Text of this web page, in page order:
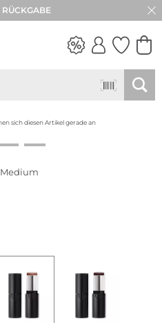
RÜCKGABE
sich diesen Artikel gerade an